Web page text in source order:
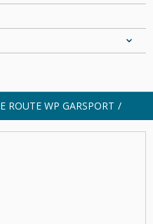
ROUTE WP GARSPORT